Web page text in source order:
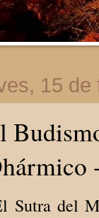
15 de
Sutra del